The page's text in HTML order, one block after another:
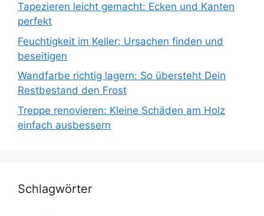
Tapezieren leicht gemacht: Ecken und Kanten
perfekt
Feuchtigkeit im Keller: Ursachen finden und
beseitigen
Wandfarbe richtig lagern: So übersteht Dein
Restbestand den Frost
Treppe renovieren: Kleine Schäden am Holz
einfach ausbessern
Schlagwörter